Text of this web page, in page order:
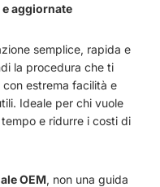
aggiornate
semplice, rapida e
la procedura che ti
estrema facilità e
Ideale per chi vuole
e ridurre i costi di
OEM, non una guida